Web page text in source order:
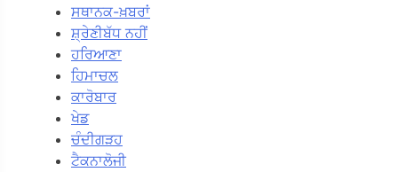
ਸਥਾਨਕ-ਖ਼ਬਰਾਂ
ਸ਼੍ਰੇਣੀਬੱਧ ਨਹੀਂ
ਹਰਿਆਣਾ
ਹਿਮਾਚਲ
ਕਾਰੋਬਾਰ
ਖੇਡ
ਚੰਦੀਗੜਹ
ਟੈਕਨਾਲੋਜੀ